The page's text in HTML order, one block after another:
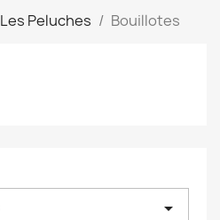
Les Peluches Bouillotes
arrow_drop_down